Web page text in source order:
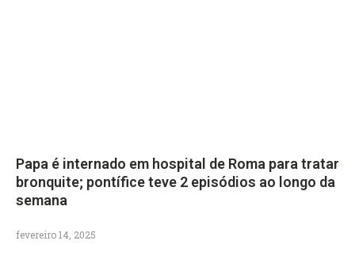
Papa é internado em hospital de Roma para tratar
bronquite; pontífice teve 2 episódios ao longo da
semana
fevereiro 14, 2025